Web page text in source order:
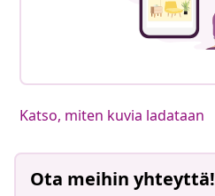
Katso, miten kuvia ladataan
Ota meihin yhteyttä!